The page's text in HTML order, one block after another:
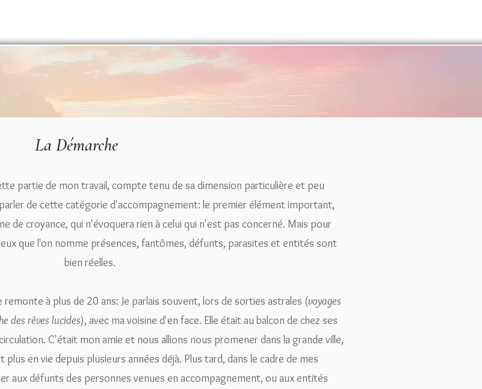
La Démarche
partie de mon travail, compte tenu de sa dimension particulière et peu
de cette catégorie d'accompagnement: le premier élément important,
de croyance, qui n'évoquera rien à celui qui n'est pas concerné. Mais pour
que l'on nomme présences, fantômes, défunts, parasites et entités sont
bien réelles.
à plus de 20 ans: Je parlais souvent, lors de sorties astrales (voyages
des rêves lucides), avec ma voisine d'en face. Elle était au balcon de chez ses
C'était mon amie et nous allions nous promener dans la grande ville,
en vie depuis plusieurs années déjà. Plus tard, dans le cadre de mes
aux défunts des personnes venues en accompagnement, ou aux entités